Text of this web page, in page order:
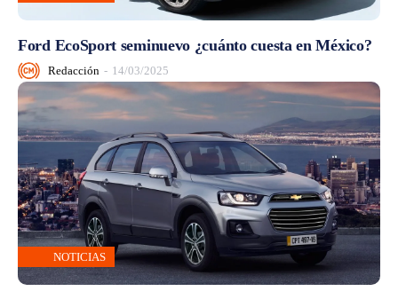
Ford EcoSport seminuevo ¿cuánto cuesta en México?
Redacción - 14/03/2025
NOTICIAS